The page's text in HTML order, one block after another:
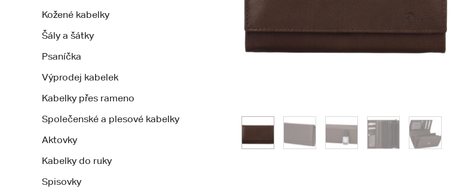
Kožené kabelky
Šály a šátky
Psaníčka
Výprodej kabelek
Kabelky přes rameno
Společenské a plesové kabelky
Aktovky
Kabelky do ruky
Spisovky